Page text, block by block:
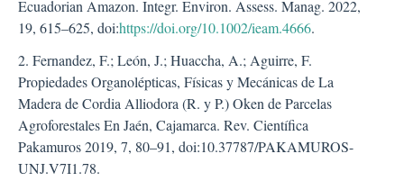
Ecuadorian Amazon. Integr. Environ. Assess. Manag. 2022,
19, 615–625, doi:https://doi.org/10.1002/ieam.4666.
2. Fernandez, F.; León, J.; Huaccha, A.; Aguirre, F.
Propiedades Organolépticas, Físicas y Mecánicas de La
Madera de Cordia Alliodora (R. y P.) Oken de Parcelas
Agroforestales En Jaén, Cajamarca. Rev. Científica
Pakamuros 2019, 7, 80–91, doi:10.37787/PAKAMUROS-
UNJ.V7I1.78.